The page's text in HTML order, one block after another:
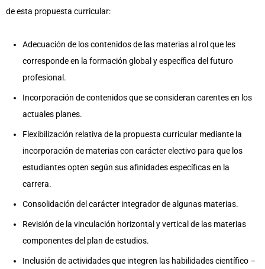
de esta propuesta curricular:
Adecuación de los contenidos de las materias al rol que les
corresponde en la formación global y específica del futuro
profesional.
Incorporación de contenidos que se consideran carentes en los
actuales planes.
Flexibilización relativa de la propuesta curricular mediante la
incorporación de materias con carácter electivo para que los
estudiantes opten según sus afinidades específicas en la
carrera.
Consolidación del carácter integrador de algunas materias.
Revisión de la vinculación horizontal y vertical de las materias
componentes del plan de estudios.
Inclusión de actividades que integren las habilidades científico –